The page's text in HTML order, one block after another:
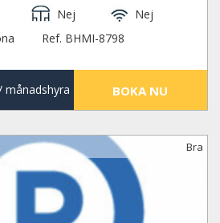
Nej
Nej
Ref. BHMI-8798
BOKA NU
Bra